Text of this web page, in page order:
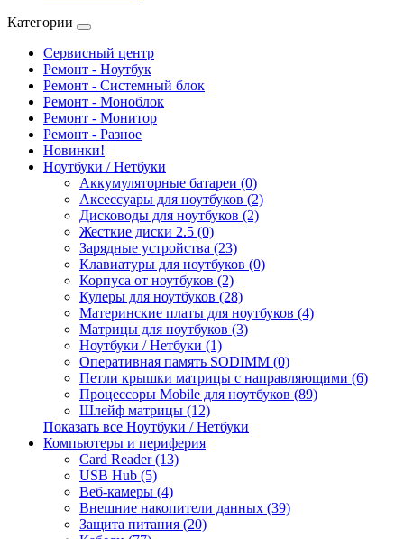
Категории
Сервисный центр
Ремонт - Ноутбук
Ремонт - Системный блок
Ремонт - Моноблок
Ремонт - Монитор
Ремонт - Разное
Новинки!
Ноутбуки / Нетбуки
Аккумуляторные батареи (0)
Аксессуары для ноутбуков (2)
Дисководы для ноутбуков (2)
Жесткие диски 2.5 (0)
Зарядные устройства (23)
Клавиатуры для ноутбуков (0)
Корпуса от ноутбуков (2)
Кулеры для ноутбуков (28)
Материнские платы для ноутбуков (4)
Матрицы для ноутбуков (3)
Ноутбуки / Нетбуки (1)
Оперативная память SODIMM (0)
Петли крышки матрицы с направляющими (6)
Процессоры Mobile для ноутбуков (89)
Шлейф матрицы (12)
Показать все Ноутбуки / Нетбуки
Компьютеры и периферия
Card Reader (13)
USB Hub (5)
Веб-камеры (4)
Внешние накопители данных (39)
Защита питания (20)